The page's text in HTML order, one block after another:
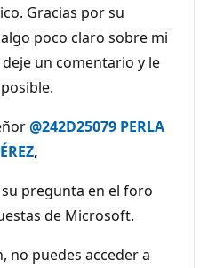
Gracias por su
poco claro sobre mi
un comentario y le
@242D25079 PERLA
,
pregunta en el foro
de Microsoft.
no puedes acceder a